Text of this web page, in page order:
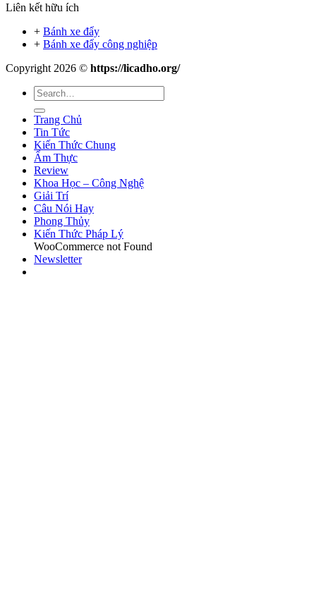
Liên kết hữu ích
+ Bánh xe đẩy
+ Bánh xe đẩy công nghiệp
Copyright 2026 © https://licadho.org/
Trang Chủ
Tin Tức
Kiến Thức Chung
Ẩm Thực
Review
Khoa Học – Công Nghệ
Giải Trí
Câu Nói Hay
Phong Thủy
Kiến Thức Pháp Lý
WooCommerce not Found
Newsletter